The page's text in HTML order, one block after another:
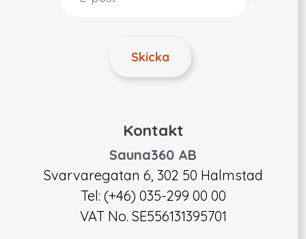
Kontakt
Sauna360 AB
Svarvaregatan 6, 302 50 Halmstad
Tel: (+46) 035-299 00 00
VAT No. SE556131395701